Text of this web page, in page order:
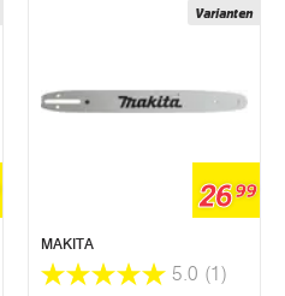
Varianten
2699
MAKITA
5.0 (1)